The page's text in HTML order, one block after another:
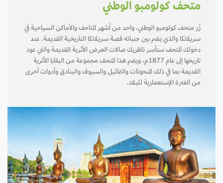
متحف كولومبو الوطني
زُر متحف كولومبو الوطني، واحد من أشهر المتاحف والأماكن السياحية في
سريلانكا والذي يضم بين جنباته قصة سريلانكا التاريخية القديمة. عند
دخولك المتحف ستأسر ناظريك صالات العرض الأثرية القديمة والتي عود
تاريخها إلى عام 1877م، ويضم هذا المتحف مجموعة من البقايا الأثرية
القديمة بما في ذلك المنحوتات والتماثيل والسيوف والبنادق وأدوات أخرى
من الفترة الإستعمارية للبلاد.